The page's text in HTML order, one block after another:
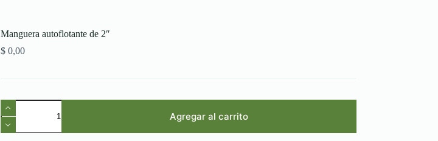
Manguera autoflotante de 2″
$0,00
Manguera
autoflotante
de
2″
Agregar al carrito